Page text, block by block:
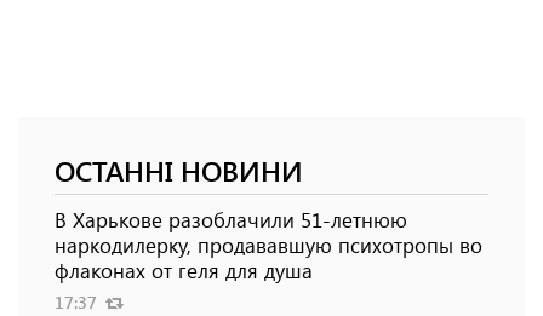
ОСТАННІ НОВИНИ
В Харькове разоблачили 51-летнюю
наркодилерку, продававшую психотропы во
флаконах от геля для душа
17:37